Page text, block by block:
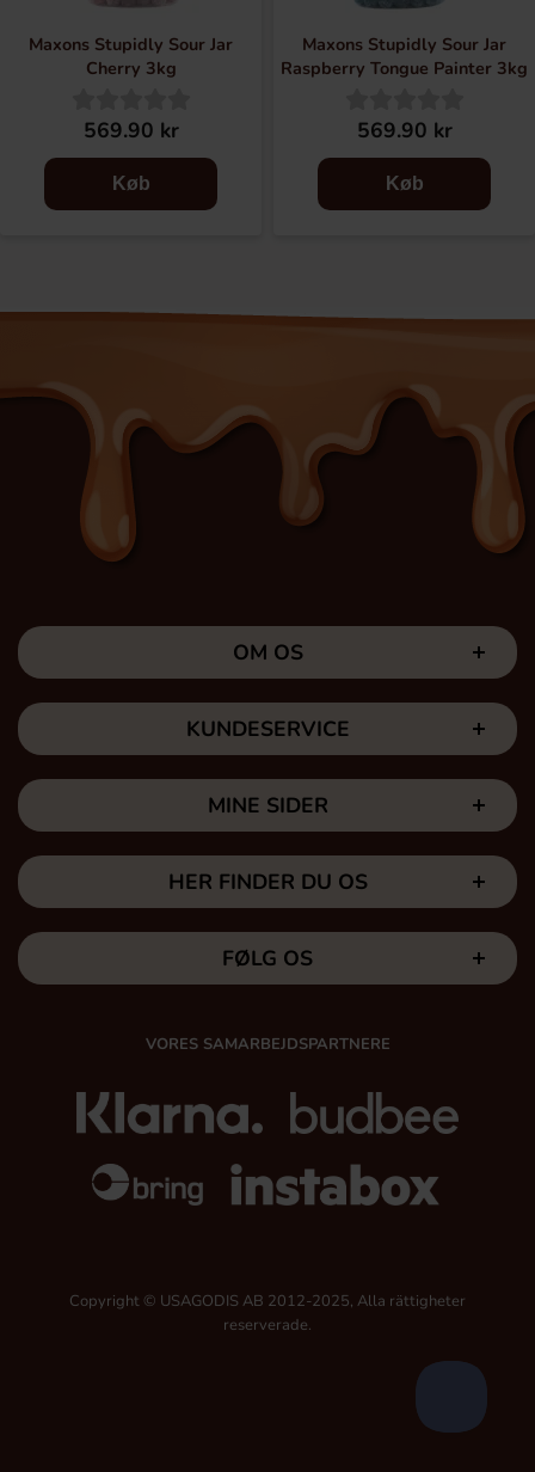
Maxons Stupidly Sour Jar
Cherry 3kg
569.90 kr
Køb
Maxons Stupidly Sour Jar
Raspberry Tongue Painter 3kg
569.90 kr
Køb
OM OS
KUNDESERVICE
MINE SIDER
HER FINDER DU OS
FØLG OS
VORES SAMARBEJDSPARTNERE
Copyright © USAGODIS AB 2012-2025, Alla rättigheter
reserverade.